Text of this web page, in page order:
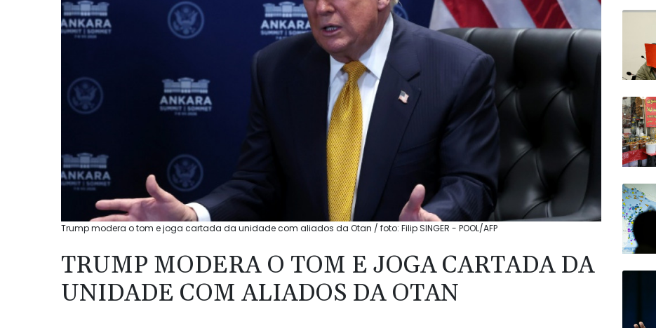
Trump modera o tom e joga cartada da unidade com aliados da Otan / foto: Filip SINGER - POOL/AFP
TRUMP MODERA O TOM E JOGA CARTADA DA
UNIDADE COM ALIADOS DA OTAN